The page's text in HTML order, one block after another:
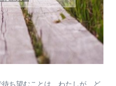
ち望むことは、わたしが、ど